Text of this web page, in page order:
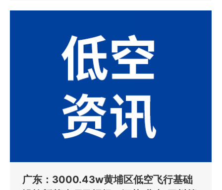
广东：3000.43w黄埔区低空飞行基础